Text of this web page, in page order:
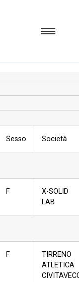
Sesso Società
F
X-SOLID
LAB
F
TIRRENO
ATLETICA